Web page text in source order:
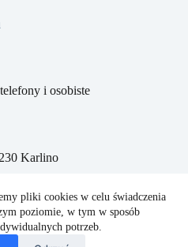
pliki cookies w celu świadczenia
poziomie, w tym w sposób
potrzeb.
i osobiste
Karlino